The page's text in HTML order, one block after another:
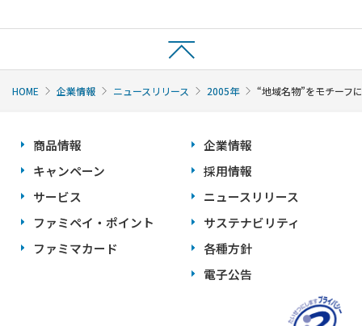
HOME 企業情報 ニュースリリース 2005年 “地域名物”をモチーフ
商品情報
キャンペーン
サービス
ファミペイ・ポイント
ファミマカード
企業情報
採用情報
ニュースリリース
サステナビリティ
各種方針
電子公告